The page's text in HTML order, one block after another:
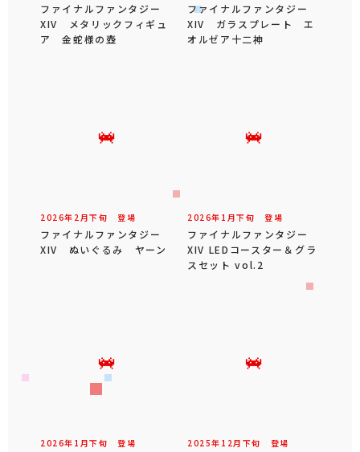
ファイナルファンタジー
XIV メタリックフィギュ
ア 金蛇様の壺
ファイナルファンタジー
XIV ガラスプレート エ
オルゼア十二神
2026年 2 月下旬 登場
ファイナルファンタジー
XIV ぬいぐるみ ヤーン
2026年 1 月下旬 登場
ファイナルファンタジー
XIV LEDコースター＆グラ
スセット vol.2
2026年 1 月下旬 登場 2025年 12 月 下旬 登場